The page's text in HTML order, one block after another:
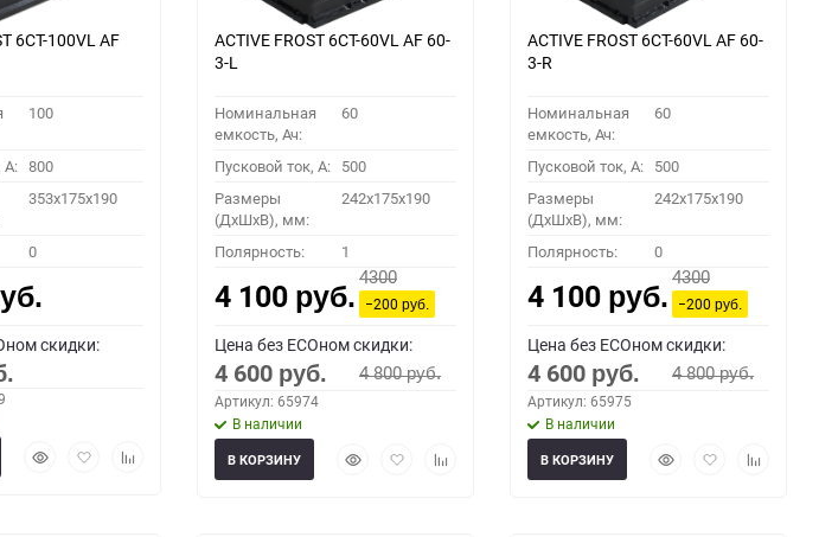
6СТ-100VL АF
100
A: 800
353x175x190
0
скидки:
БыстрыйДобавитьДобавить
ACTIVE FROST 6СТ-60VL АF 60-
3-L
Номинальная
емкость, Ач:
60
Пусковой ток, A: 500
Размеры
(ДхШхВ), мм:
242x175x190
Полярность: 1
4 100 руб.
4300
−200руб.
Цена без ECOном скидки:
4 600 руб. 4 800руб.
Артикул: 65974
В наличии
БыстрыйДобавитьДобавить
В КОРЗИНУ
ACTIVE FROST 6СТ-60VL АF 60-
3-R
Номинальная
емкость, Ач:
60
Пусковой ток, A: 500
Размеры
(ДхШхВ), мм:
242x175x190
Полярность: 0
4 100 руб.
4300
−200руб.
Цена без ECOном скидки:
4 600 руб. 4 800руб.
Артикул: 65975
В наличии
БыстрыйДобавитьДобавить
В КОРЗИНУ